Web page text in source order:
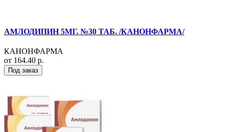
АМЛОДИПИН 5МГ. №30 ТАБ. /КАНОНФАРМА/
КАНОНФАРМА
от 164.40 р.
Под заказ